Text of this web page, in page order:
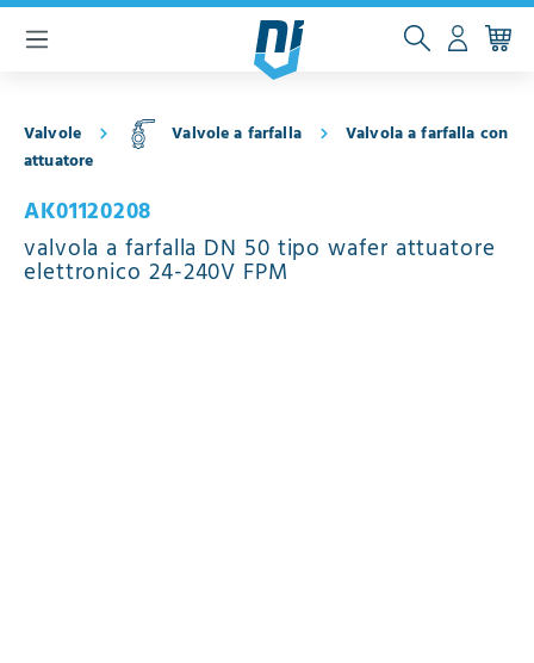
principale
Valvole Valvole a farfalla
Valvola a farfalla con
attuatore
AK01120208
valvola a farfalla DN 50 tipo wafer attuatore
elettronico 24-240V FPM